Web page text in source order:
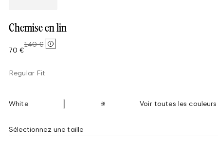
Chemise en lin
70 €
140 €
Regular Fit
White Voir toutes les couleurs
Sélectionnez une taille